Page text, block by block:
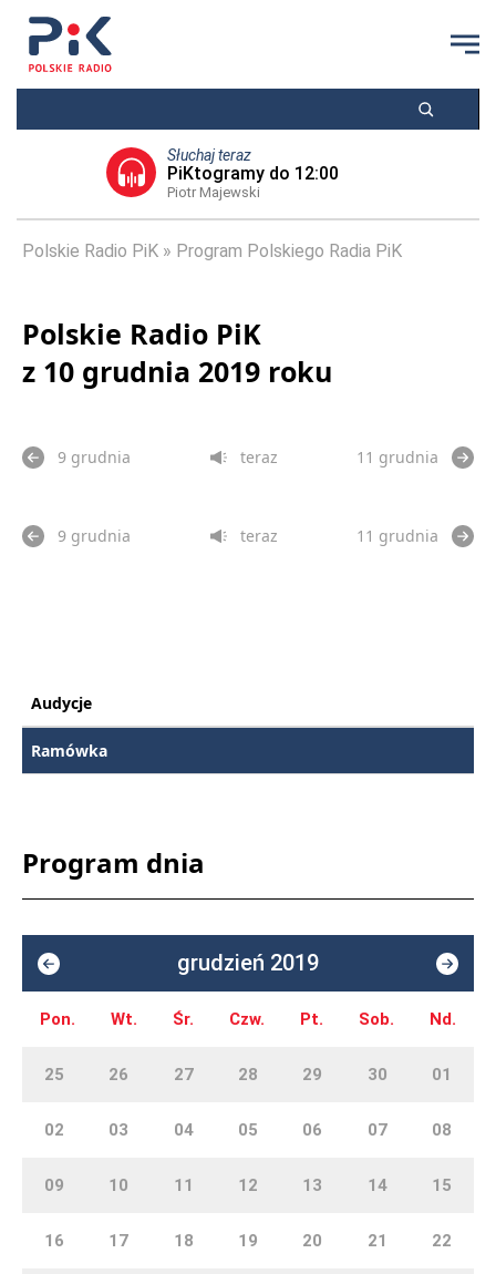
Słuchaj teraz
PiKtogramy do 12:00
Piotr Majewski
Polskie Radio PiK Program Polskiego Radia PiK
Polskie Radio PiK
z 10 grudnia 2019 roku
9 grudnia teraz 11 grudnia
9 grudnia teraz 11 grudnia
Audycje
Ramówka
Program dnia
grudzień 2019
Pon. Wt. Śr. Czw. Pt. Sob. Nd.
25 26 27 28 29 30 01
02 03 04 05 06 07 08
09 10 11 12 13 14 15
16 17 18 19 20 21 22